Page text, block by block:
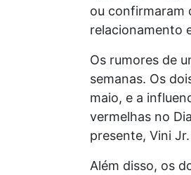
ou confirmaram
relacionamento
Os rumores de
semanas. Os
maio, e a
vermelhas no
presente, Vini
Além disso, os